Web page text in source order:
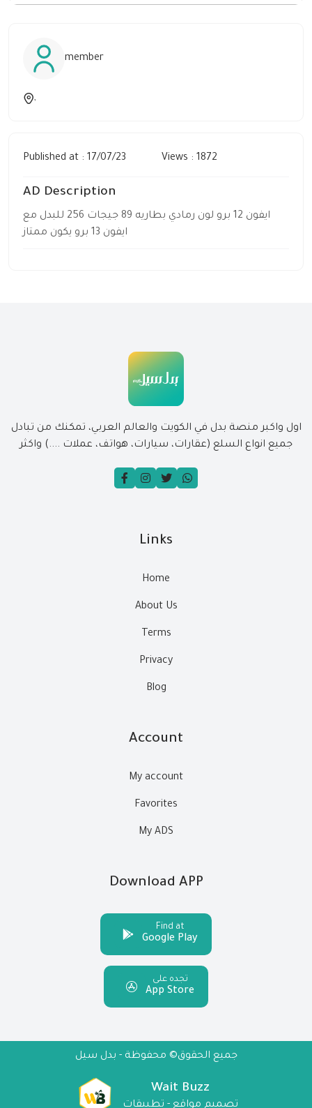
member
,
Published at : 17/07/23 Views : 1872
AD Description
ايفون 12 برو لون رمادي بطاريه 89 جيجات 256 للبدل مع
ايفون 13 برو يكون ممتاز
اول واكبر منصة بدل في الكويت والعالم العربي، تمكنك من تبادل
جميع انواع السلع (عقارات، سيارات، هواتف، عملات ....) واكثر
Links
Home
About Us
Terms
Privacy
Blog
Account
My account
Favorites
My ADS
Download APP
Find at
Google Play
تجده على
App Store
جميع الحقوق© محفوظة - بدل سيل
Wait Buzz
تصميم مواقع - تطبيقات